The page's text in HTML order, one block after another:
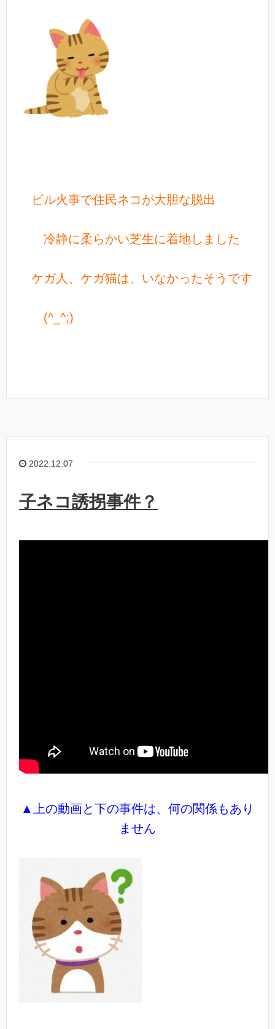
ビル火事で住民ネコが大胆な脱出
冷静に柔らかい芝生に着地しました
ケガ人、ケガ猫は、いなかったそうです
(^_^;)
2022.12.07
子ネコ誘拐事件？
▲上の動画と下の事件は、何の関係もあり
ません